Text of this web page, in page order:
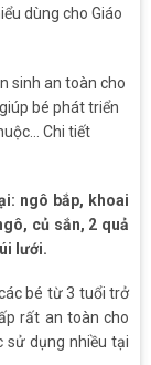
dùng cho Giáo
sinh an toàn cho
bé phát triển
Chi tiết
ngô bắp, khoai
củ sắn, 2 quả
lưới.
bé từ 3 tuổi trở
rất an toàn cho
sử dụng nhiều tại